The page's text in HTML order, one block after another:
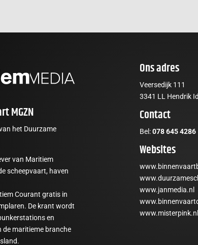
MGZN
het Duurzame
van Maritiem
scheepvaart, haven
Courant gratis in
De krant wordt
en
de maritieme branche
Ons adres
Veersedijk 111
3341 LL Hendrik
Contact
Bel:078 645 4286
Websites
www.janmedia.nl
www.misterpink.nl